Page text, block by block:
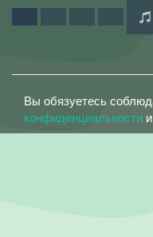
Вы обязуетесь
конфиденциальности и